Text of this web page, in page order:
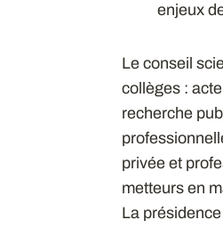
enjeux
Le conseil
collèges :
recherche
privée et
metteurs en
La